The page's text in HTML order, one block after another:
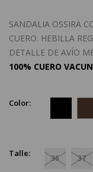
SANDALIA OSSIRA
CUERO. HEBILLA
DETALLE DE AVÍO
100% CUERO
Color:
Talle: 36 37